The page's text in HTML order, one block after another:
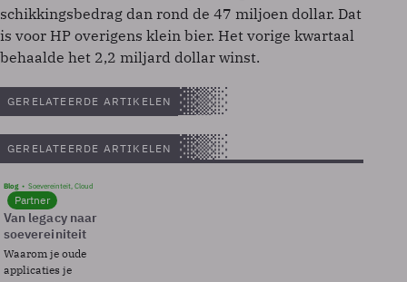
schikkingsbedrag dan rond de 47 miljoen dollar. Dat
is voor HP overigens klein bier. Het vorige kwartaal
behaalde het 2,2 miljard dollar winst.
GERELATEERDE ARTIKELEN
GERELATEERDE ARTIKELEN
Blog Soevereinteit, Cloud
Partner
Van legacy naar
soevereiniteit
Waarom je oude
applicaties je